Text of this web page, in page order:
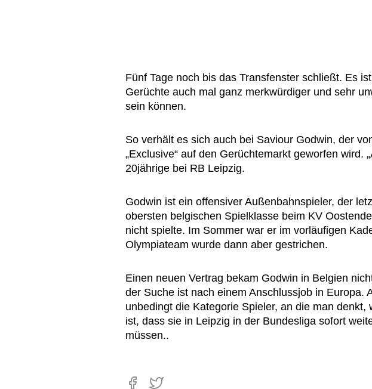
Fünf Tage noch bis das Transfenster schließt. Es
Gerüchte auch mal ganz merkwürdiger und sehr
sein können.
So verhält es sich auch bei Saviour Godwin, der
„Exclusive“ auf den Gerüchtemarkt geworfen wird.
20jährige bei RB Leipzig.
Godwin ist ein offensiver Außenbahnspieler, der
obersten belgischen Spielklasse beim KV
nicht spielte. Im Sommer war er im vorläufigen
Olympiateam wurde dann aber gestrichen.
Einen neuen Vertrag bekam Godwin in Belgien
der Suche ist nach einem Anschlussjob in Europa.
unbedingt die Kategorie Spieler, an die man denkt,
ist, dass sie in Leipzig in der Bundesliga sofort
müssen..